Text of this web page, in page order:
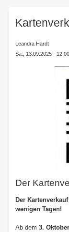
Leandra Hardt
Sa., 13.09.2025 - 12:00
Der
Der
wenigen Tagen!
Ab dem 3.